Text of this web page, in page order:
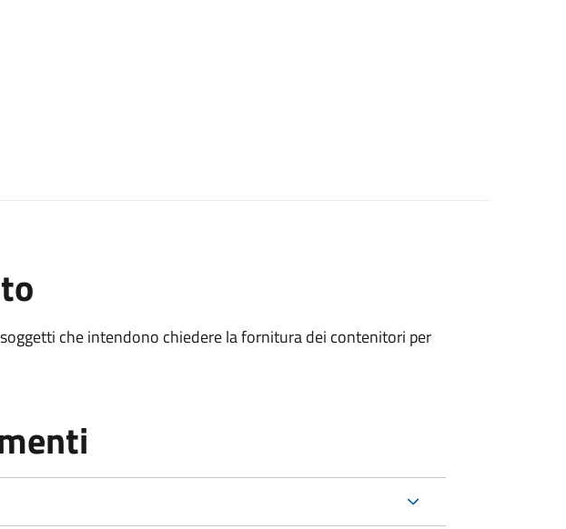
che intendono chiedere la fornitura dei contenitori per